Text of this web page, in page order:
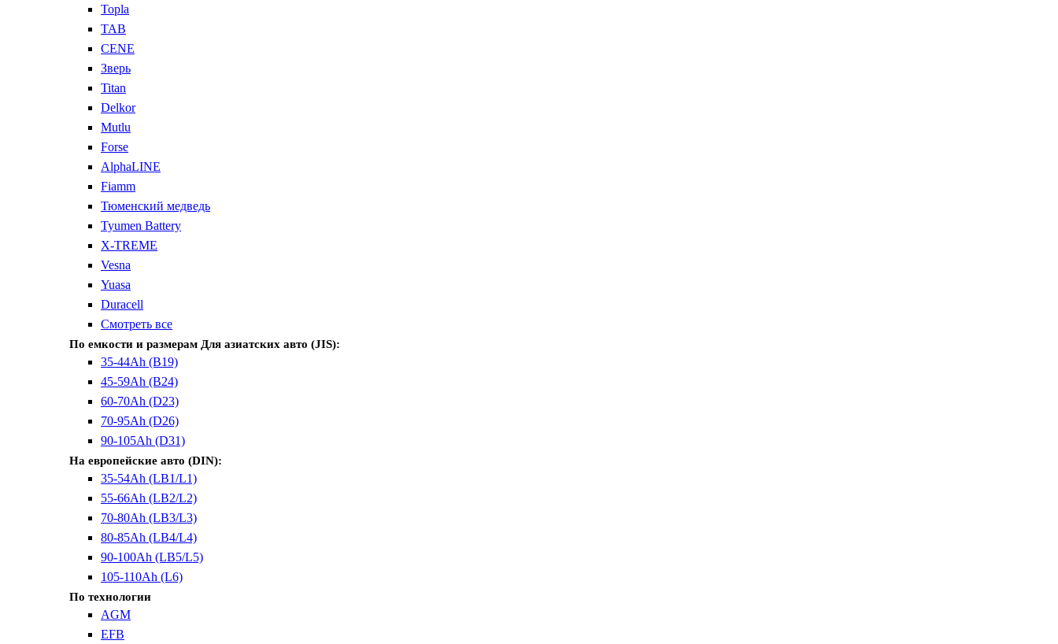
Topla
TAB
CENE
Зверь
Titan
Delkor
Mutlu
Forse
AlphaLINE
Fiamm
Тюменский медведь
Tyumen Battery
X-TREME
Vesna
Yuasa
Duracell
Смотреть все
По емкости и размерам Для азиатских авто (JIS):
35-44Ah (B19)
45-59Ah (B24)
60-70Ah (D23)
70-95Ah (D26)
90-105Ah (D31)
На европейские авто (DIN):
35-54Ah (LB1/L1)
55-66Ah (LB2/L2)
70-80Ah (LB3/L3)
80-85Ah (LB4/L4)
90-100Ah (LB5/L5)
105-110Ah (L6)
По технологии
AGM
EFB